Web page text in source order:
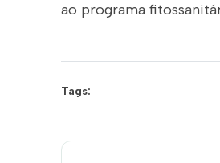
ao programa
Tags: